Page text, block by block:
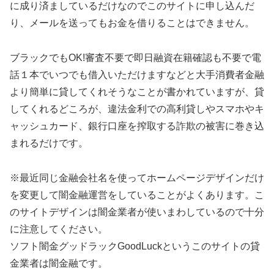
に成り済ましているだけなのでこのサイトに申し込んだ
り、メールを送ってもお金を借りることはできません。
ブラックでもOK!審査不要で即日融資在籍確認も不要で電
話１本でいつでも借入いただけます などと大手消費者金融
より簡単に貸してくれそうなことが書かれていますが、貸
してくれるどころが、違法金利での高利貸しやスマホやキ
ャッシュカード、銀行口座を搾取する詐欺の被害に巻き込
まれるだけです。
※最近同じ金融会社名を使ってホームページデザインだけ
を変更して闇金融運営をしていることがよくあります。こ
のサイトデザインは闇金業者が使いまわしているので十分
に注意してください。
ソフト闇金グッドラックGoodLuck というこのサイトの貸
金業者は闇金融です。